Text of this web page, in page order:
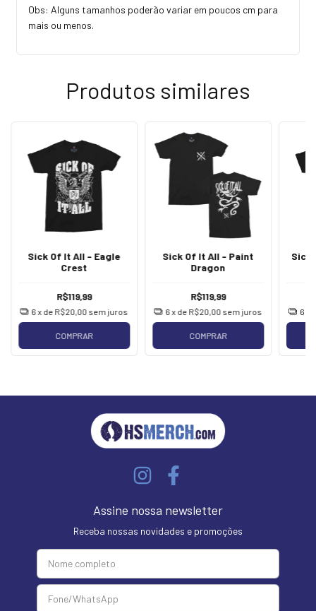
Obs: Alguns tamanhos poderão variar em poucos cm para
mais ou menos.
Produtos similares
Sick Of It All - Eagle
Crest
R$119,99
6x de R$20,00 sem juros
COMPRAR
Sick Of It All - Paint
Dragon
R$119,99
6 x de R$20,00 sem juros
COMPRAR
Sick
6
Assine nossa newsletter
Receba nossas novidades e promoções